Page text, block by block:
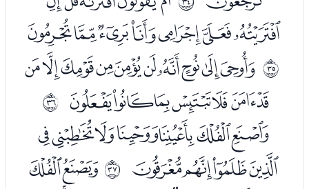
ﯫﯬﯭﯮﯯﯰﯱ
ﰢ ﯳﯴﯵﯶﯷﯸﯹﯺﯻﯼ
ﯽﯾﯿﰀﰁﰂﰃ ﰣ
ﰅﰆﰇﰈﰉﰊﰋ
ﰌﰍﰎﰏ ﰤﭑﭒ